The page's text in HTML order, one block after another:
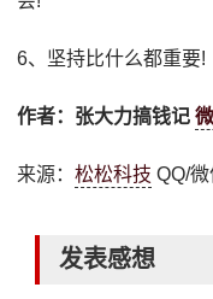
6、坚持比什么都重要!
作者：张大力搞钱记
来源：松松科技 QQ/
发表感想